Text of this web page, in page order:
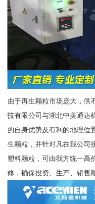
由于再生颗粒市场庞大，供
技有限公司与湖北中美通达
的自身优势及有利的地理位
生颗粒，并针对凡在我公司
塑料颗粒，可由我方统一高
修，确保投资、生产、销售